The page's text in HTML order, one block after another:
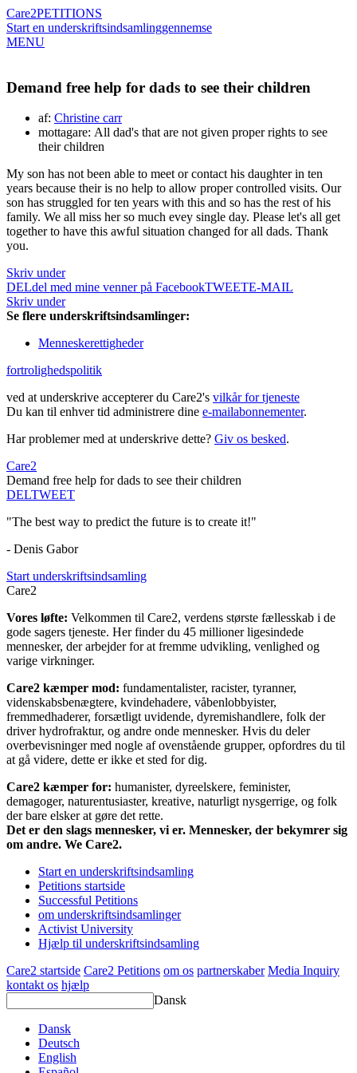
Care2PETITIONS
Start en underskriftsindsamlinggennemse
MENU
Demand free help for dads to see their children
af: Christine carr
mottagare: All dad's that are not given proper rights to see
their children
My son has not been able to meet or contact his daughter in ten
years because their is no help to allow proper controlled visits. Our
son has struggled for ten years with this and so has the rest of his
family. We all miss her so much evey single day. Please let's all get
together to have this awful situation changed for all dads. Thank
you.
Skriv under
DELdel med mine venner på FacebookTWEETE-MAIL
Skriv under
Se flere underskriftsindsamlinger:
Menneskerettigheder
fortrolighedspolitik
ved at underskrive accepterer du Care2's vilkår for tjeneste
Du kan til enhver tid administrere dine e-mailabonnementer.
Har problemer med at underskrive dette? Giv os besked.
Care2
Demand free help for dads to see their children
DELTWEET
"The best way to predict the future is to create it!"
- Denis Gabor
Start underskriftsindsamling
Care2
Vores løfte: Velkommen til Care2, verdens største fællesskab i de
gode sagers tjeneste. Her finder du 45 millioner ligesindede
mennesker, der arbejder for at fremme udvikling, venlighed og
varige virkninger.
Care2 kæmper mod: fundamentalister, racister, tyranner,
videnskabsbenægtere, kvindehadere, våbenlobbyister,
fremmedhaderer, forsætligt uvidende, dyremishandlere, folk der
driver hydrofraktur, og andre onde mennesker. Hvis du deler
overbevisninger med nogle af ovenstående grupper, opfordres du til
at gå videre, dette er ikke et sted for dig.
Care2 kæmper for: humanister, dyreelskere, feminister,
demagoger, naturentusiaster, kreative, naturligt nysgerrige, og folk
der bare elsker at gøre det rette.
Det er den slags mennesker, vi er. Mennesker, der bekymrer sig
om andre. We Care2.
Start en underskriftsindsamling
Petitions startside
Successful Petitions
om underskriftsindsamlinger
Activist University
Hjælp til underskriftsindsamling
Care2 startside Care2 Petitions om os partnerskaber Media Inquiry
kontakt os hjælp
Dansk
Dansk
Deutsch
English